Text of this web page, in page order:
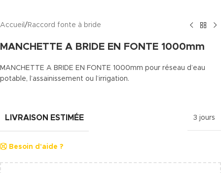
Accueil / Raccord fonte à bride
MANCHETTE A BRIDE EN FONTE 1000mm
MANCHETTE A BRIDE EN FONTE 1000mm pour réseau d’eau
potable, l’assainissement ou l’irrigation.
LIVRAISON ESTIMÉE 3 jours
Besoin d'aide ?